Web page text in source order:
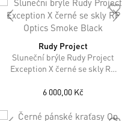
Rudy Project
Sluneční brýle Rudy Project
Exception X černé se skly RP
6 000,00 Kč